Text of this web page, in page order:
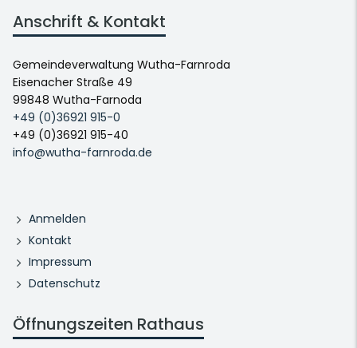
Anschrift & Kontakt
Gemeindeverwaltung Wutha-Farnroda
Eisenacher Straße 49
99848 Wutha-Farnoda
+49 (0)36921 915-0
+49 (0)36921 915-40
info@wutha-farnroda.de
Anmelden
Kontakt
Impressum
Datenschutz
Öffnungszeiten Rathaus